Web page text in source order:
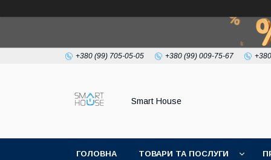
+380 (99) 705-05-05 +380 (99) 009-75-67
Smart House
ГОЛОВНА ТОВАРИ ТА ПОСЛУГИ